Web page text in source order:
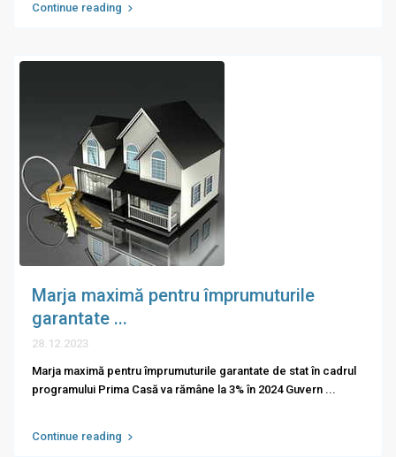
Continue reading
Marja maximă pentru împrumuturile
garantate ...
28.12.2023
Marja maximă pentru împrumuturile garantate de stat în cadrul
programului Prima Casă va rămâne la 3% în 2024 Guvern ...
Continue reading